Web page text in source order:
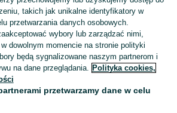
Skorzystaj z największego serwisu ogłoszeniowego - Lipowa i okolice! Kupuj to, czego pragniesz i sprzedawaj to, czego już nie potrzebujesz! Zobacz
takich jak unikalne identyfikatory w
przetwarzania danych osobowych.
wybory lub zarządzać nimi,
dowolnym momencie na stronie polityki
będą sygnalizowane naszym partnerom i
na dane przeglądania. Polityka cookies,
przetwarzamy dane w celu